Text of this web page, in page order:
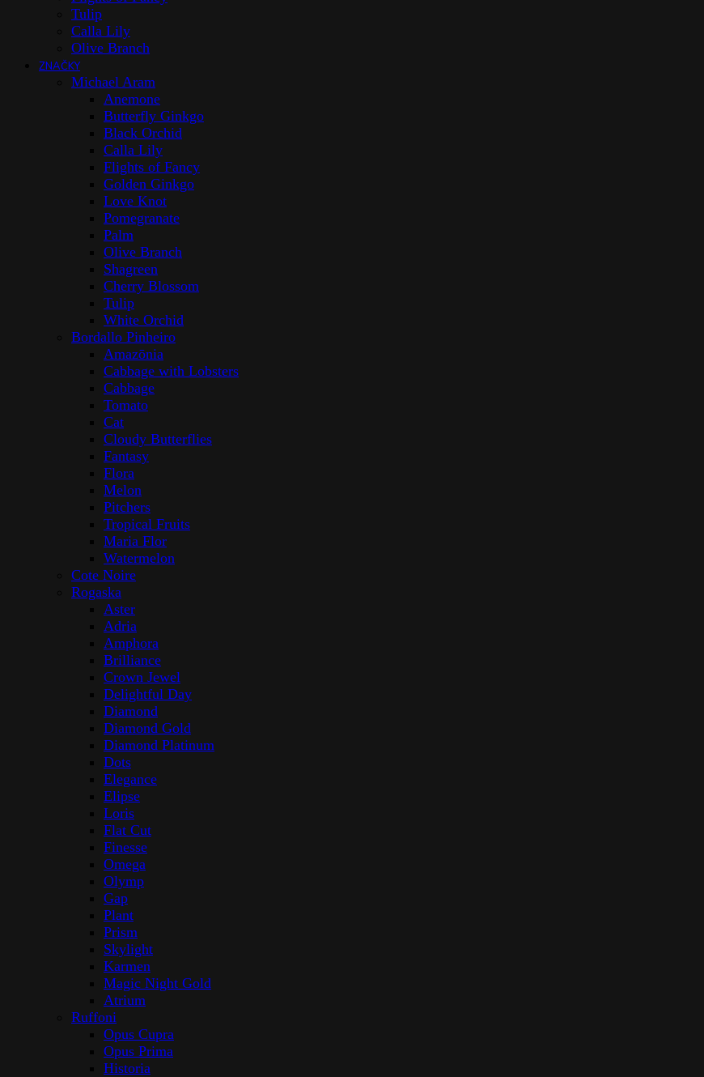
Tulip
Calla Lily
Olive Branch
ZNAČKY
Michael Aram
Anemone
Butterfly Ginkgo
Black Orchid
Calla Lily
Flights of Fancy
Golden Ginkgo
Love Knot
Pomegranate
Palm
Olive Branch
Shagreen
Cherry Blossom
Tulip
White Orchid
Bordallo Pinheiro
Amazōnia
Cabbage with Lobsters
Cabbage
Tomato
Cat
Cloudy Butterflies
Fantasy
Flora
Melon
Pitchers
Tropical Fruits
Maria Flor
Watermelon
Cote Noire
Rogaska
Aster
Adria
Amphora
Brilliance
Crown Jewel
Delightful Day
Diamond
Diamond Gold
Diamond Platinum
Dots
Elegance
Elipse
Loris
Flat Cut
Finesse
Omega
Olymp
Gap
Plant
Prism
Skylight
Karmen
Magic Night Gold
Atrium
Ruffoni
Opus Cupra
Opus Prima
Historia